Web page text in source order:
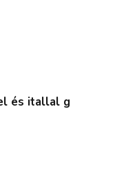
és itallal g